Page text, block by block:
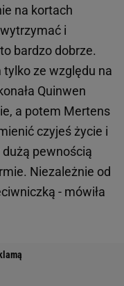
na kortach
i
bardzo dobrze.
ze względu na
Quinwen
a potem Mertens
czyjeś życie i
pewnością
Niezależnie od
- mówiła